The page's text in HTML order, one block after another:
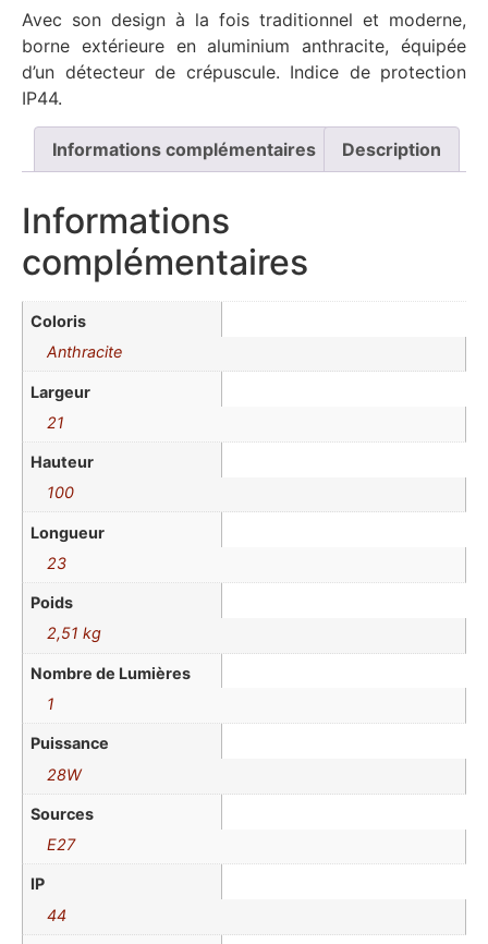
Avec son design à la fois traditionnel et moderne,
borne extérieure en aluminium anthracite, équipée
d’un détecteur de crépuscule. Indice de protection
IP44.
Informations complémentaires Description
Informations
complémentaires
Coloris
Anthracite
Largeur
21
Hauteur
100
Longueur
23
Poids
2,51 kg
Nombre de Lumières
1
Puissance
28W
Sources
E27
IP
44